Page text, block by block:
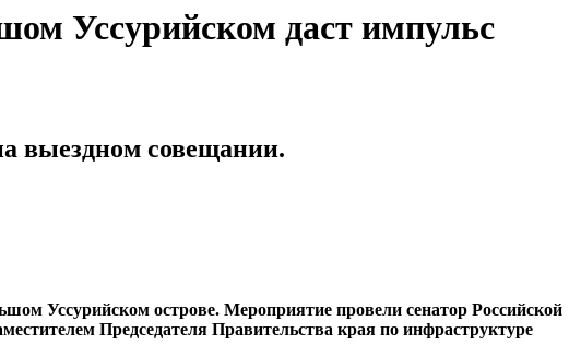
Уссурийском даст импульс
выездном совещании.
Уссурийском острове. Мероприятие провели сенатор Российской
Председателя Правительства края по инфраструктуре